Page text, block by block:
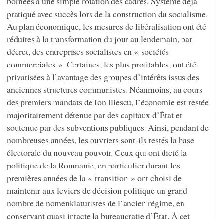
pratiqué avec succès lors de la construction du socialisme.
Au plan économique, les mesures de libéralisation ont été
réduites à la transformation du jour au lendemain, par
décret, des entreprises socialistes en « sociétés
commerciales ». Certaines, les plus profitables, ont été
privatisées à l’avantage des groupes d’intérêts issus des
anciennes structures communistes. Néanmoins, au cours
des premiers mandats de Ion Iliescu, l’économie est restée
majoritairement détenue par des capitaux d’État et
soutenue par des subventions publiques. Ainsi, pendant de
nombreuses années, les ouvriers sont-ils restés la base
électorale du nouveau pouvoir. Ceux qui ont dicté la
politique de la Roumanie, en particulier durant les
premières années de la « transition » ont choisi de
maintenir aux leviers de décision politique un grand
nombre de nomenklaturistes de l’ancien régime, en
conservant quasi intacte la bureaucratie d’État. À cet